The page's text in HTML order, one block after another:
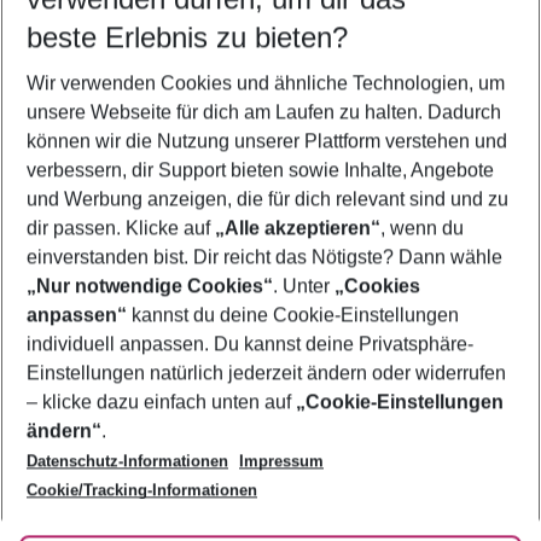
5-8 Nächte
2 Erwachsene Keine Kinder
Mehr Filter anzeigen
Footer
Footer navigation
Über uns
AGB
Bestpreisgarantie
Cookie-Einstellungen ändern
Cookie-Richtlinie
Agenturbetreuung
Barrierefreies Reisen
Folge uns
beste Erlebnis zu bieten?
Wir verwenden Cookies und ähnliche Technologien, um
unsere Webseite für dich am Laufen zu halten. Dadurch
können wir die Nutzung unserer Plattform verstehen und
verbessern, dir Support bieten sowie Inhalte, Angebote
und Werbung anzeigen, die für dich relevant sind und zu
dir passen. Klicke auf „Alle akzeptieren“, wenn du
einverstanden bist. Dir reicht das Nötigste? Dann wähle
„Nur notwendige Cookies“. Unter „Cookies
anpassen“ kannst du deine Cookie-Einstellungen
individuell anpassen. Du kannst deine Privatsphäre-
Einstellungen natürlich jederzeit ändern oder widerrufen
– klicke dazu einfach unten auf „Cookie-Einstellungen
ändern“.
Datenschutz-Informationen
Impressum
Cookie/Tracking-Informationen